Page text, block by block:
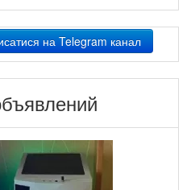
на Telegram канал